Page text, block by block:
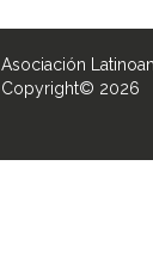
Asociación
Copyright© 2026